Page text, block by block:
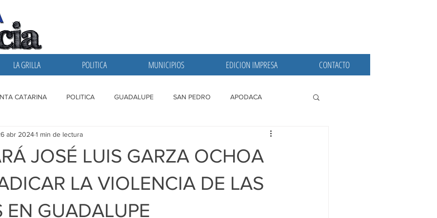
LA GRILLA POLITICA MUNICIPIOS EDICION IMPRESA CONTACTO
CATARINA POLITICA GUADALUPE SAN PEDRO APODACA
GRILLA SAN NICOLAS
JOSÉ LUIS GARZA OCHOA
LA VIOLENCIA DE LAS
EN GUADALUPE
abr 20241 min de lectura